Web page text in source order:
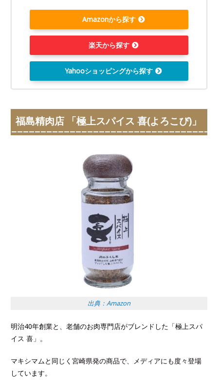
Amazonから探す
楽天から探す
Yahooショッピングから探す
福島精肉店 「極上スパイス 喜(よろこび)」
出典：Amazon
明治40年創業と、老舗のお肉専門店がブレンドした「極上スパ
イス 喜」。
マキシマムと同じく宮崎県発の商品で、メディアにも度々登場
しています。